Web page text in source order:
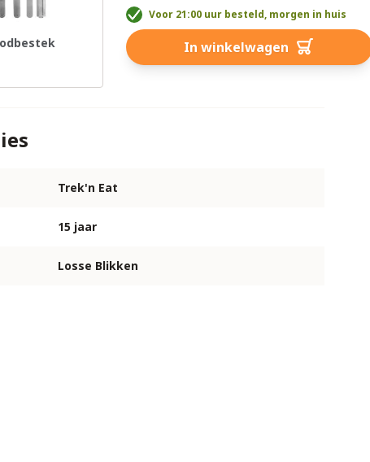
Voor 21:00 uur besteld, morgen in huis
In winkelwagen
Trek'n Eat
15 jaar
Losse Blikken